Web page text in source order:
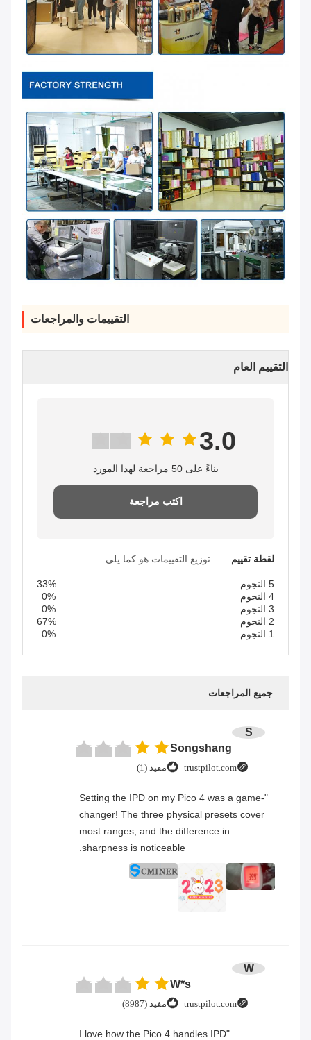
التقييمات والمراجعات
التقييم العام
3.0
بناءً على 50 مراجعة لهذا المورد
اكتب مراجعة
لقطة تقييم توزيع التقييمات هو كما يلي
5 النجوم
33%
4 النجوم
0%
3 النجوم
0%
2 النجوم
67%
1 النجوم
0%
جميع المراجعات
S
Songshang
trustpilot.com مفيد (1)
"Setting the IPD on my Pico 4 was a game-
changer! The three physical presets cover
most ranges, and the difference in
sharpness is noticeable.
W
W*s
trustpilot.com مفيد (8987)
"I love how the Pico 4 handles IPD